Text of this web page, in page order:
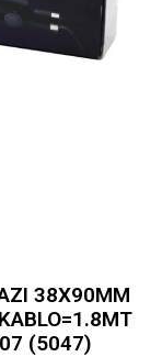
38X90MM
(5047)